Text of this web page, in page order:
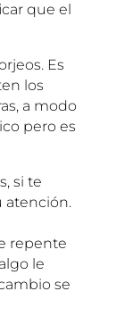
que el
Es
los
a modo
pero es
si te
atención.
repente
le
se